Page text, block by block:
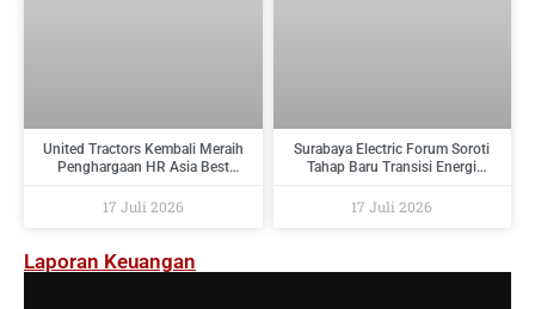
United Tractors Kembali Meraih
Penghargaan HR Asia Best
2026
17 Juli 2026
Surabaya Electric Forum Soroti
Tahap Baru Transisi Energi
Implementasi
17 Juli 2026
Laporan Keuangan